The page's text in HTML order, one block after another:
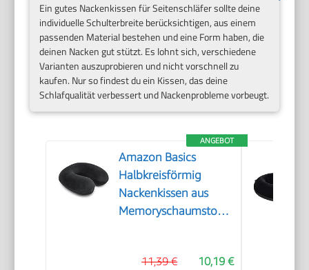
Ein gutes Nackenkissen für Seitenschläfer sollte deine
individuelle Schulterbreite berücksichtigen, aus einem
passenden Material bestehen und eine Form haben, die
deinen Nacken gut stützt. Es lohnt sich, verschiedene
Varianten auszuprobieren und nicht vorschnell zu
kaufen. Nur so findest du ein Kissen, das deine
Schlafqualität verbessert und Nackenprobleme vorbeugt.
ANGEBOT
Amazon Basics
Halbkreisförmig
Nackenkissen aus
Memoryschaumstoff,
10,19 €
11,39 €